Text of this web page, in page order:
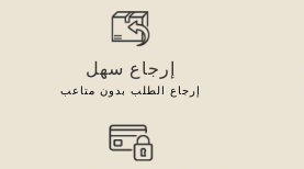
إرجاع سهل
إرجاع الطلب بدون متاعب